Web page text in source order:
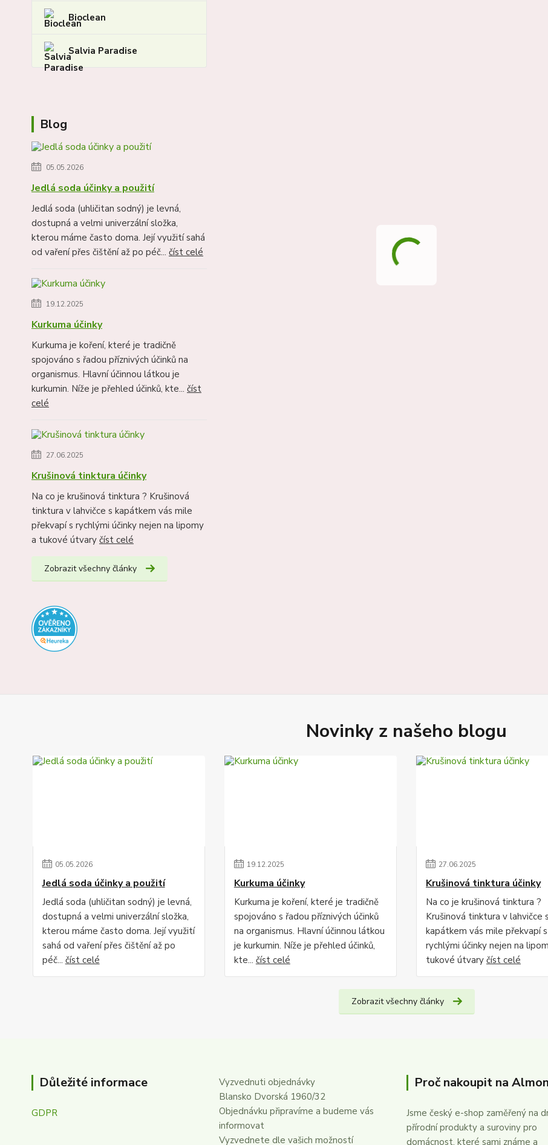
Bioclean
Salvia Paradise
Blog
05.05.2026
Jedlá soda účinky a použití
Jedlá soda (uhličitan sodný) je levná,
dostupná a velmi univerzální složka,
kterou máme často doma. Její využití sahá
od vaření přes čištění až po péč... číst celé
19.12.2025
Kurkuma účinky
Kurkuma je koření, které je tradičně
spojováno s řadou příznivých účinků na
organismus. Hlavní účinnou látkou je
kurkumin. Níže je přehled účinků, kte... číst
celé
27.06.2025
Krušinová tinktura účinky
Na co je krušinová tinktura ? Krušinová
tinktura v lahvičce s kapátkem vás mile
překvapí s rychlými účinky nejen na lipomy
a tukové útvary číst celé
Zobrazit všechny články
Novinky z našeho blogu
05.05.2026
Jedlá soda účinky a použití
Jedlá soda (uhličitan sodný) je levná,
dostupná a velmi univerzální složka,
kterou máme často doma. Její využití
sahá od vaření přes čištění až po
péč... číst celé
19.12.2025
Kurkuma účinky
Kurkuma je koření, které je tradičně
spojováno s řadou příznivých účinků
na organismus. Hlavní účinnou látkou
je kurkumin. Níže je přehled účinků,
kte... číst celé
27.06.2025
Krušinová tinktura účinky
Na co je krušinová tinktura ?
Krušinová tinktura v lahvičce s
kapátkem vás mile překvapí s
rychlými účinky nejen na
tukové útvary číst celé
Zobrazit všechny články
Důležité informace
GDPR
Vyzvednuti objednávky
Blansko Dvorská 1960/32
Objednávku připravíme a budeme vás
informovat
Vyzvednete dle vašich možností
Proč nakoupit na
Jsme český e-shop zaměřený na
přírodní produkty a suroviny pro
domácnost, které sami známe a